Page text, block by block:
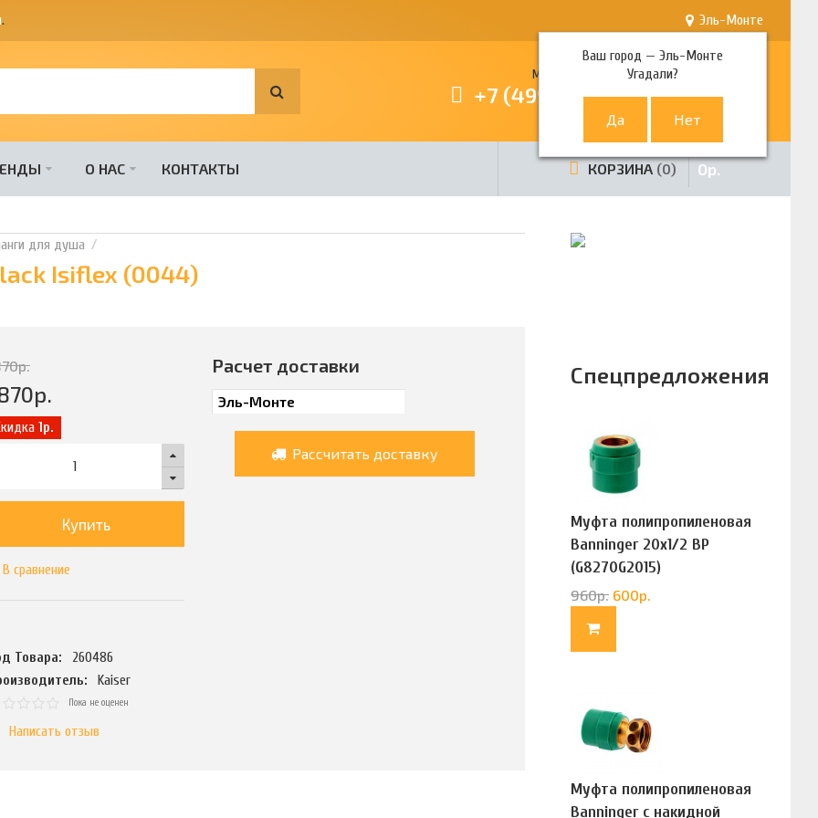
. Эль-Монте
Ваш город —Эль-Монте
Угадали?
Многоканальный телефон
+7 (499) 380-80-80
О НАС КОНТАКТЫ КОРЗИНА 0 0р.
для душа
Isiflex (0044)
р.
р.
1р.
Купить
В сравнение
Товара:
260486
Kaiser
Пока не оценен
Написать отзыв
Расчет доставки
Рассчитать доставку
Спецпредложения
Муфта полипропиленовая
Banninger 20х1/2 ВР
(G8270G2015)
960р. 600р.
Муфта полипропиленовая
Banninger с накидной